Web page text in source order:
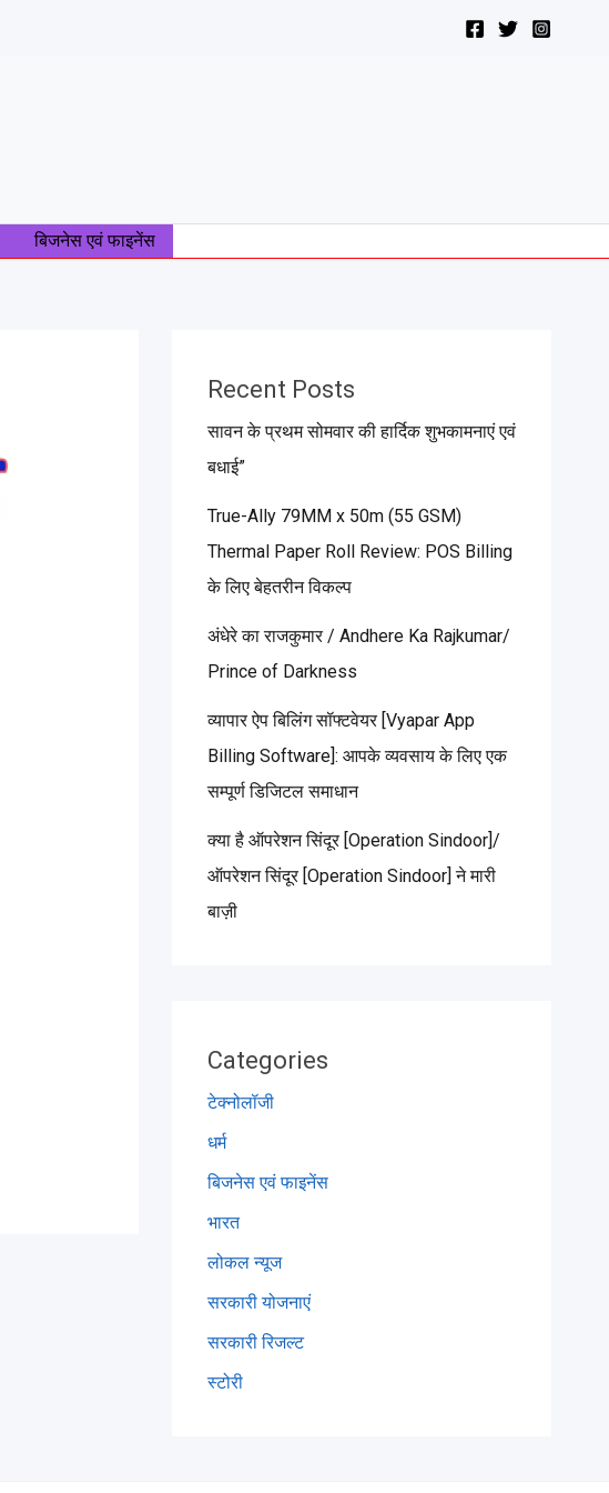
बिजनेस एवं फाइनेंस
Recent Posts
सावन के प्रथम सोमवार की हार्दिक शुभकामनाएं एवं
बधाई”
True-Ally 79MM x 50m (55 GSM)
Thermal Paper Roll Review: POS Billing
के लिए बेहतरीन विकल्प
अंधेरे का राजकुमार / Andhere Ka Rajkumar/
Prince of Darkness
व्यापार ऐप बिलिंग सॉफ्टवेयर [Vyapar App
Billing Software]: आपके व्यवसाय के लिए एक
सम्पूर्ण डिजिटल समाधान
क्या है ऑपरेशन सिंदूर [Operation Sindoor]/
ऑपरेशन सिंदूर [Operation Sindoor] ने मारी
बाज़ी
Categories
टेक्नोलॉजी
धर्म
बिजनेस एवं फाइनेंस
भारत
लोकल न्यूज
सरकारी योजनाएं
सरकारी रिजल्ट
स्टोरी